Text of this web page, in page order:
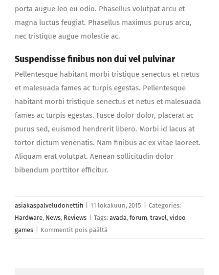
porta augue leo eu odio. Phasellus volutpat arcu et
magna luctus feugiat. Phasellus maximus purus arcu,
nec tristique augue molestie ac.
Suspendisse finibus non dui vel pulvinar
Pellentesque habitant morbi tristique senectus et netus
et malesuada fames ac turpis egestas. Pellentesque
habitant morbi tristique senectus et netus et malesuada
fames ac turpis egestas. Fusce dolor dolor, placerat ac
purus sed, euismod hendrerit libero. Morbi id lacus at
tortor dictum venenatis. Nam finibus ac ex vitae laoreet.
Aliquam erat volutpat. Aenean sollicitudin dolor
bibendum porttitor efficitur.
asiakaspalveludonettifi 11 lokakuun, 2015
Categories:
Hardware, News, Reviews Tags: avada, forum, travel, video
games
Kommentit pois päältä